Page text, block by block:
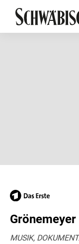
MUSIK,